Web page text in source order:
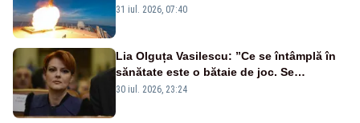
americană, distrusă de o rachetă
31 iul. 2026, 07:40
Lia Olguța Vasilescu: ”Ce se întâmplă în
sănătate este o bătaie de joc. Se
guvernează extraordinar de prost”
30 iul. 2026, 23:24